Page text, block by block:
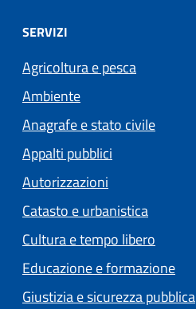
SERVIZI
Agricoltura e pesca
Ambiente
Anagrafe e stato civile
Appalti pubblici
Autorizzazioni
Catasto e urbanistica
Cultura e tempo libero
Educazione e formazione
Giustizia e sicurezza pubblica